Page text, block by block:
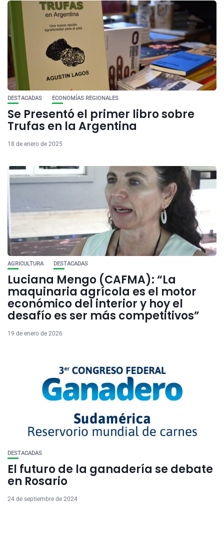
DESTACADAS ECONOMÍAS REGIONALES
Se Presentó el primer libro sobre
Trufas en la Argentina
18 de enero de 2025
AGRICULTURA DESTACADAS
Luciana Mengo (CAFMA): “La
maquinaria agrícola es el motor
económico del interior y hoy el
desafío es ser más competitivos”
19 de enero de 2026
DESTACADAS
El futuro de la ganadería se debate
en Rosario
24 de septiembre de 2024